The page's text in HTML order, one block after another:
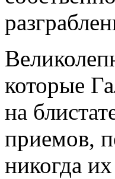
которые
на
приемов,
никогда